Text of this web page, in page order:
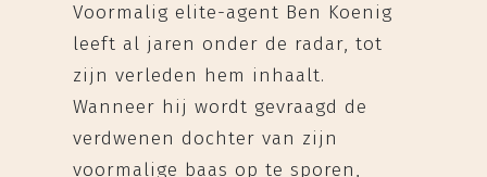
Voormalig elite-agent Ben Koenig
leeft al jaren onder de radar, tot
zijn verleden hem inhaalt.
Wanneer hij wordt gevraagd de
verdwenen dochter van zijn
voormalige baas op te sporen,